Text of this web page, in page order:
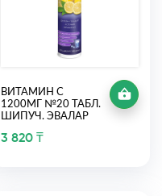
ВИТАМИН С
1200МГ №20 ТАБЛ.
ШИПУЧ. ЭВАЛАР
3 820 ₸